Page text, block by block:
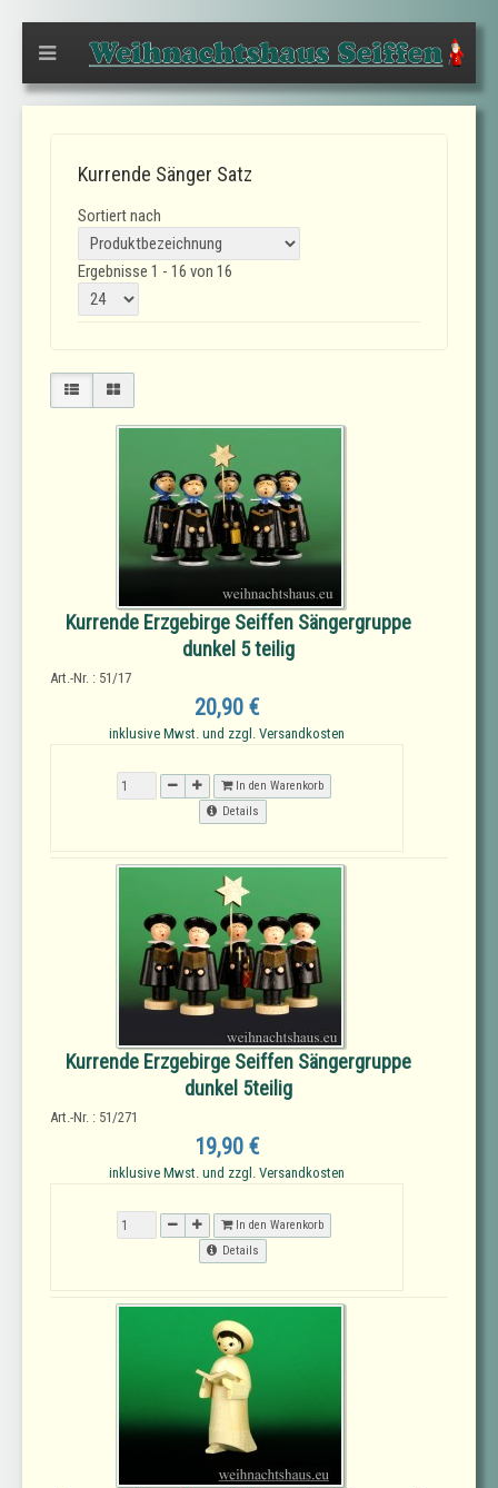
Kurrende Sänger Satz
Sortiert nach
Ergebnisse 1 - 16 von 16
Kurrende Erzgebirge Seiffen Sängergruppe
dunkel 5 teilig
Art.-Nr. : 51/17
20,90 €
inklusive Mwst. und zzgl. Versandkosten
In den Warenkorb
Details
Kurrende Erzgebirge Seiffen Sängergruppe
dunkel 5teilig
Art.-Nr. : 51/271
19,90 €
inklusive Mwst. und zzgl. Versandkosten
In den Warenkorb
Details